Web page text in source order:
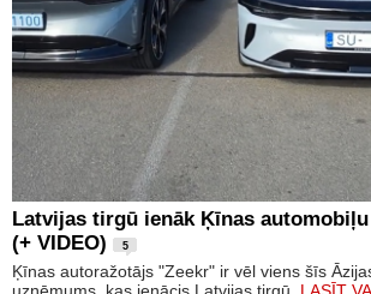
Latvijas tirgū ienāk Ķīnas
(+ VIDEO)
5
Ķīnas autoražotājs "Zeekr" ir vēl viens šīs
uzņēmums, kas ienācis Latvijas tirgū. LASĪT